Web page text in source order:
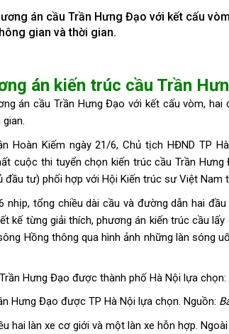
án cầu Trần Hưng Đạo với kết cấu
gian và thời gian.
án kiến trúc cầu Trần
án cầu Trần Hưng Đạo với kết cấu vòm,
Hoàn Kiếm ngày 21/6, Chủ tịch HĐND TP
cuộc thi tuyển chọn kiến trúc cầu Trần
đầu tư) phối hợp với Hội Kiến trúc sư Việt Nam
nhịp, tổng chiều dài cầu và đường dẫn hai
kế từng giải thích, phương án kiến trúc cầu
Hồng thông qua hình ảnh những làn sóng
Hưng Đạo được TP Hà Nội lựa chọn. Nguồn:
hai làn xe cơ giới và một làn xe hỗn hợp.